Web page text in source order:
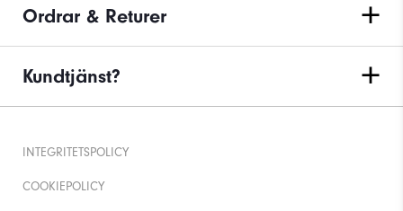
Ordrar & Returer
Kundtjänst?
INTEGRITETSPOLICY
COOKIEPOLICY